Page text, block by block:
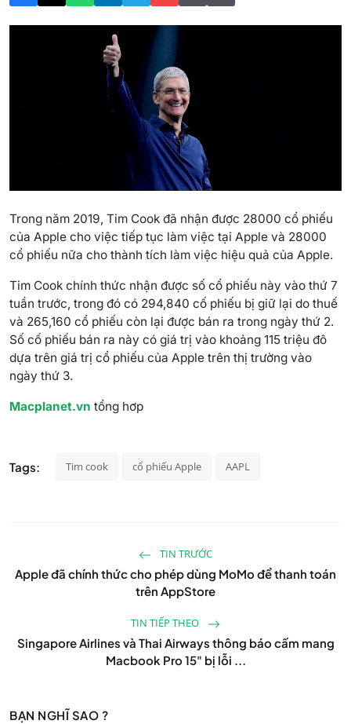
Trong năm 2019, Tim Cook đã nhận được 28000 cổ phiếu
của Apple cho việc tiếp tục làm việc tại Apple và 28000
cổ phiếu nữa cho thành tích làm việc hiệu quả của Apple.
Tim Cook chính thức nhận được số cổ phiếu này vào thứ 7
tuần trước, trong đó có 294,840 cố phiếu bị giữ lại do thuế
và 265,160 cổ phiếu còn lại được bán ra trong ngày thứ 2.
Số cố phiếu bán ra này có giá trị vào khoảng 115 triệu đô
dựa trên giá trị cổ phiếu của Apple trên thị trường vào
ngày thứ 3.
Macplanet.vn tổng hơp
Tags: Tim cook cổ phiếu Apple AAPL
TIN TRƯỚC
Apple đã chính thức cho phép dùng MoMo để thanh toán
trên AppStore
TIN TIẾP THEO
Singapore Airlines và Thai Airways thông báo cấm mang
Macbook Pro 15" bị lỗi ...
BẠN NGHĨ SAO ?